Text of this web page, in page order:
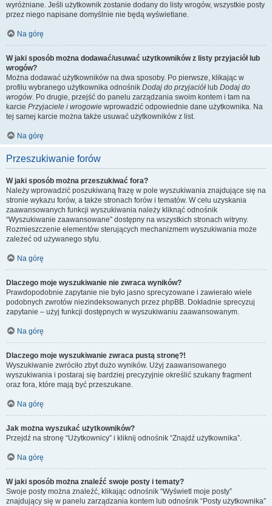
wyróżniane. Jeśli użytkownik zostanie dodany do listy wrogów, wszystkie posty
przez niego napisane domyślnie nie będą wyświetlane.
Na górę
W jaki sposób można dodawać/usuwać użytkowników z listy przyjaciół lub
wrogów?
Można dodawać użytkowników na dwa sposoby. Po pierwsze, klikając w
profilu wybranego użytkownika odnośnik Dodaj do przyjaciół lub Dodaj do
wrogów. Po drugie, przejść do panelu zarządzania swoim kontem i tam na
karcie Przyjaciele i wrogowie wprowadzić odpowiednie dane użytkownika. Na
tej samej karcie można także usuwać użytkowników z list.
Na górę
Przeszukiwanie forów
W jaki sposób można przeszukiwać fora?
Należy wprowadzić poszukiwaną frazę w pole wyszukiwania znajdujące się na
stronie wykazu forów, a także stronach forów i tematów. W celu uzyskania
zaawansowanych funkcji wyszukiwania należy kliknąć odnośnik
“Wyszukiwanie zaawansowane” dostępny na wszystkich stronach witryny.
Rozmieszczenie elementów sterujących mechanizmem wyszukiwania może
zależeć od używanego stylu.
Na górę
Dlaczego moje wyszukiwanie nie zwraca wyników?
Prawdopodobnie zapytanie nie było jasno sprecyzowane i zawierało wiele
podobnych zwrotów niezindeksowanych przez phpBB. Dokładnie sprecyzuj
zapytanie – użyj funkcji dostępnych w wyszukiwaniu zaawansowanym.
Na górę
Dlaczego moje wyszukiwanie zwraca pustą stronę?!
Wyszukiwanie zwróciło zbyt dużo wyników. Użyj zaawansowanego
wyszukiwania i postaraj się bardziej precyzyjnie określić szukany fragment
oraz fora, które mają być przeszukane.
Na górę
Jak można wyszukać użytkowników?
Przejdź na stronę “Użytkownicy” i kliknij odnośnik “Znajdź użytkownika”.
Na górę
W jaki sposób można znaleźć swoje posty i tematy?
Swoje posty można znaleźć, klikając odnośnik “Wyświetl moje posty”
znajdujący się w panelu zarządzania kontem lub odnośnik “Posty użytkownika”